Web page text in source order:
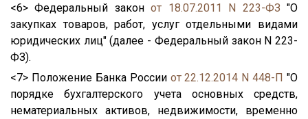
<6> Федеральный законот 18.07.2011 N 223-ФЗ "О
закупках товаров, работ, услуг отдельными видами
юридических лиц" (далее - Федеральный закон N 223-
ФЗ).
<7> Положение Банка России от 22.12.2014 N 448-П "О
порядке бухгалтерского учета основных средств,
нематериальных активов, недвижимости, временно